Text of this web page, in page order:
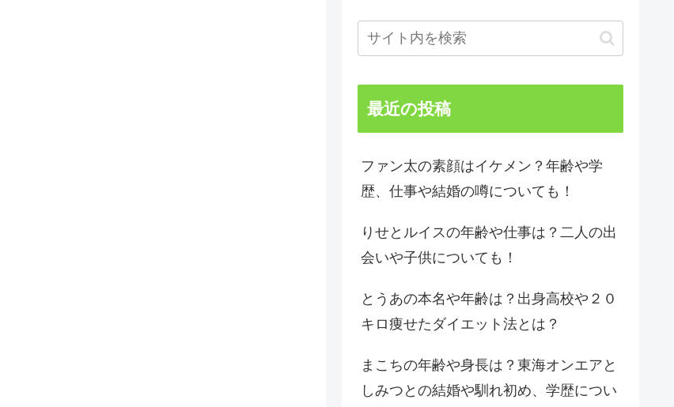
最近の投稿
ファン太の素顔はイケメン？年齢や学
歴、仕事や結婚の噂についても！
りせとルイスの年齢や仕事は？二人の出
会いや子供についても！
とうあの本名や年齢は？出身高校や２０
キロ痩せたダイエット法とは？
まこちの年齢や身長は？東海オンエアと
しみつとの結婚や馴れ初め、学歴につい